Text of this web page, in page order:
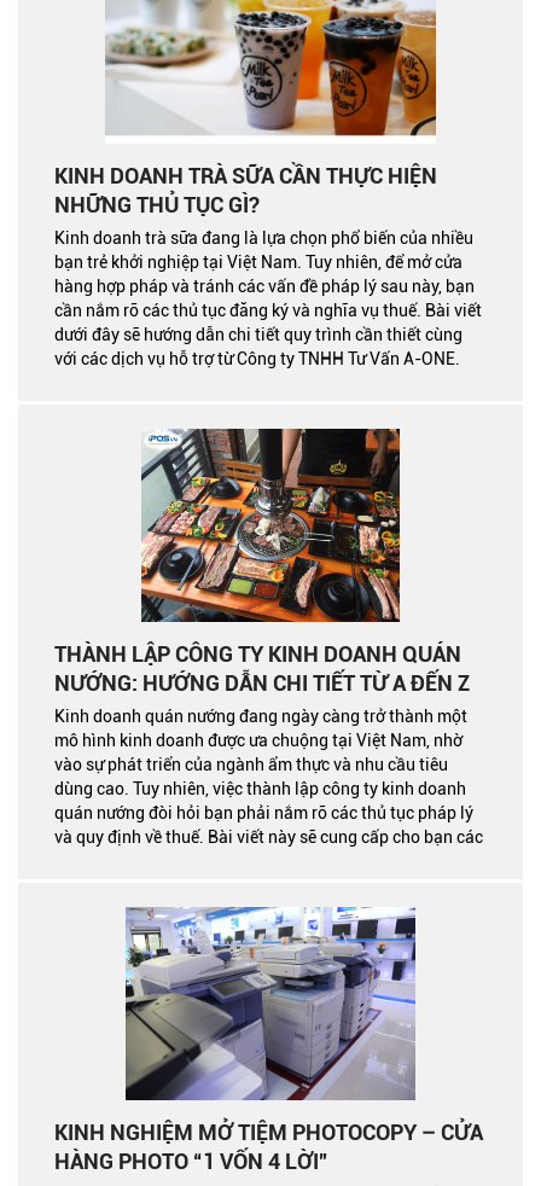
KINH DOANH TRÀ SỮA CẦN THỰC HIỆN
NHỮNG THỦ TỤC GÌ?
Kinh doanh trà sữa đang là lựa chọn phổ biến của nhiều
bạn trẻ khởi nghiệp tại Việt Nam. Tuy nhiên, để mở cửa
hàng hợp pháp và tránh các vấn đề pháp lý sau này, bạn
cần nắm rõ các thủ tục đăng ký và nghĩa vụ thuế. Bài viết
dưới đây sẽ hướng dẫn chi tiết quy trình cần thiết cùng
với các dịch vụ hỗ trợ từ Công ty TNHH Tư Vấn A-ONE.
THÀNH LẬP CÔNG TY KINH DOANH QUÁN
NƯỚNG: HƯỚNG DẪN CHI TIẾT TỪ A ĐẾN Z
Kinh doanh quán nướng đang ngày càng trở thành một
mô hình kinh doanh được ưa chuộng tại Việt Nam, nhờ
vào sự phát triển của ngành ẩm thực và nhu cầu tiêu
dùng cao. Tuy nhiên, việc thành lập công ty kinh doanh
quán nướng đòi hỏi bạn phải nắm rõ các thủ tục pháp lý
và quy định về thuế. Bài viết này sẽ cung cấp cho bạn các
TNHH Tư Vấn A-ONE.
KINH NGHIỆM MỞ TIỆM PHOTOCOPY – CỬA
HÀNG PHOTO “1 VỐN 4 LỜI”